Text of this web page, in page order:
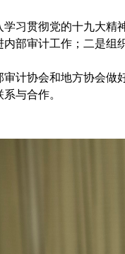
学习贯彻党的十九大
部审计工作；二是
计协会和地方协会
与合作。